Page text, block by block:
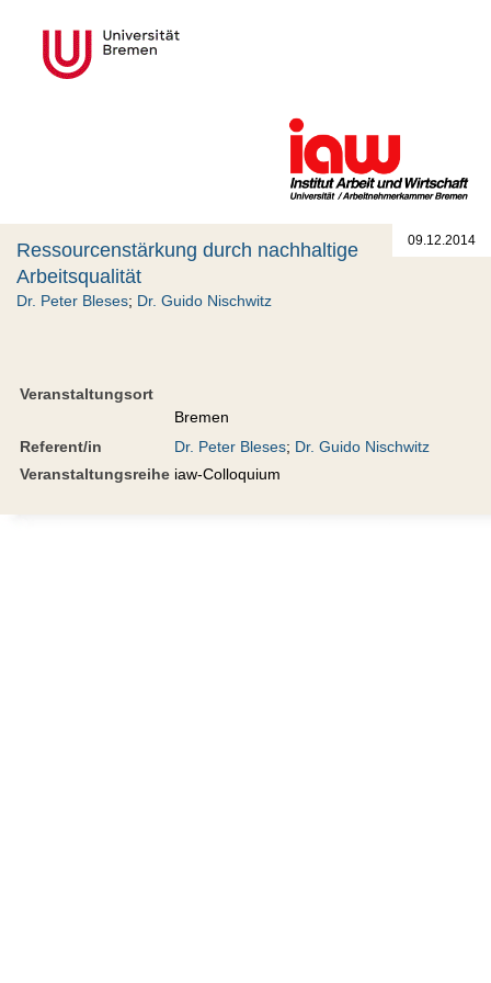
09.12.2014
Ressourcenstärkung durch nachhaltige
Arbeitsqualität
Dr. Peter Bleses; Dr. Guido Nischwitz
Veranstaltungsort
Bremen
Referent/in
Dr. Peter Bleses; Dr. Guido Nischwitz
Veranstaltungsreihe iaw-Colloquium